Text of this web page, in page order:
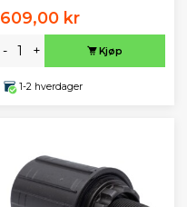
609,00 kr
- + Kjøp
1-2 hverdager